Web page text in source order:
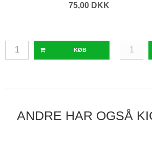
75,00 DKK
KØB
ANDRE HAR OGSÅ